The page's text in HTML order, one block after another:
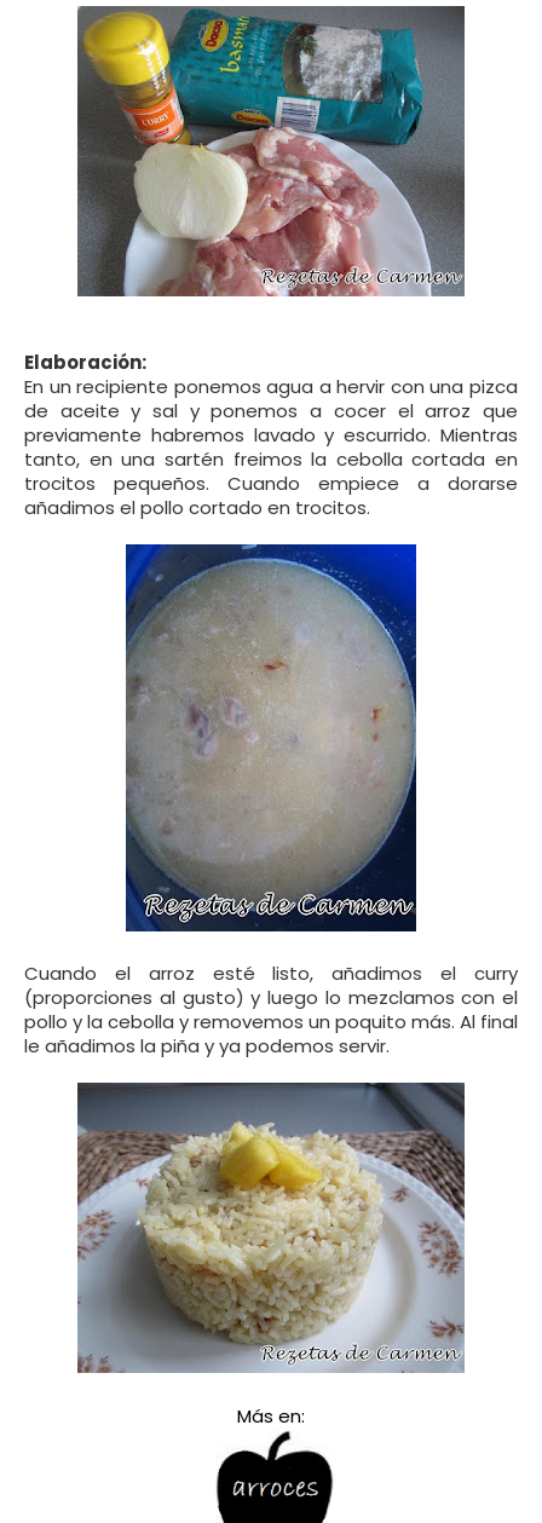
Elaboración:
En un recipiente ponemos agua a hervir con una pizca
de aceite y sal y ponemos a cocer el arroz que
previamente habremos lavado y escurrido. Mientras
tanto, en una sartén freimos la cebolla cortada en
trocitos pequeños. Cuando empiece a dorarse
añadimos el pollo cortado en trocitos.
Cuando el arroz esté listo, añadimos el curry
(proporciones al gusto) y luego lo mezclamos con el
pollo y la cebolla y removemos un poquito más. Al final
le añadimos la piña y ya podemos servir.
Más en: